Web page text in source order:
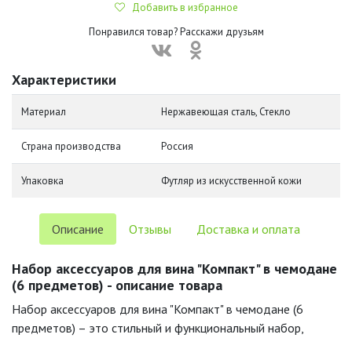
Добавить в избранное
Понравился товар? Расскажи друзьям
Характеристики
Материал Нержавеющая сталь, Стекло
Страна производства Россия
Упаковка Футляр из искусственной кожи
Описание Отзывы Доставка и оплата
Набор аксессуаров для вина "Компакт" в чемодане
(6 предметов) - описание товара
Набор аксессуаров для вина "Компакт" в чемодане (6
предметов) – это стильный и функциональный набор,